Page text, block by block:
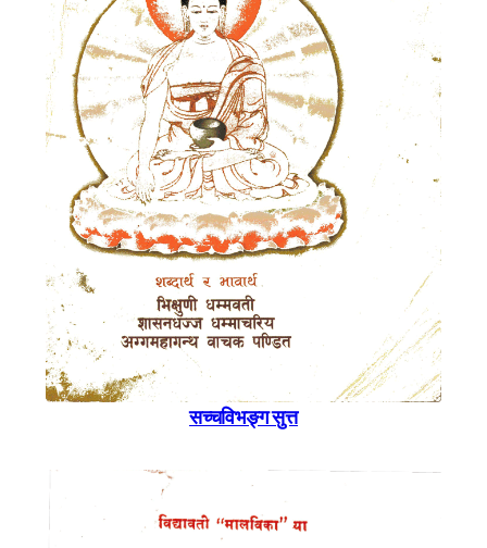
सच्चविभङ्ग सुत्त